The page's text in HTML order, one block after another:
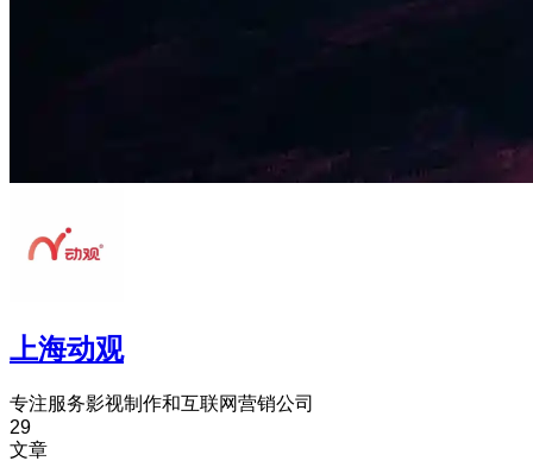
上海动观
专注服务影视制作和互联网营销公司
29
文章